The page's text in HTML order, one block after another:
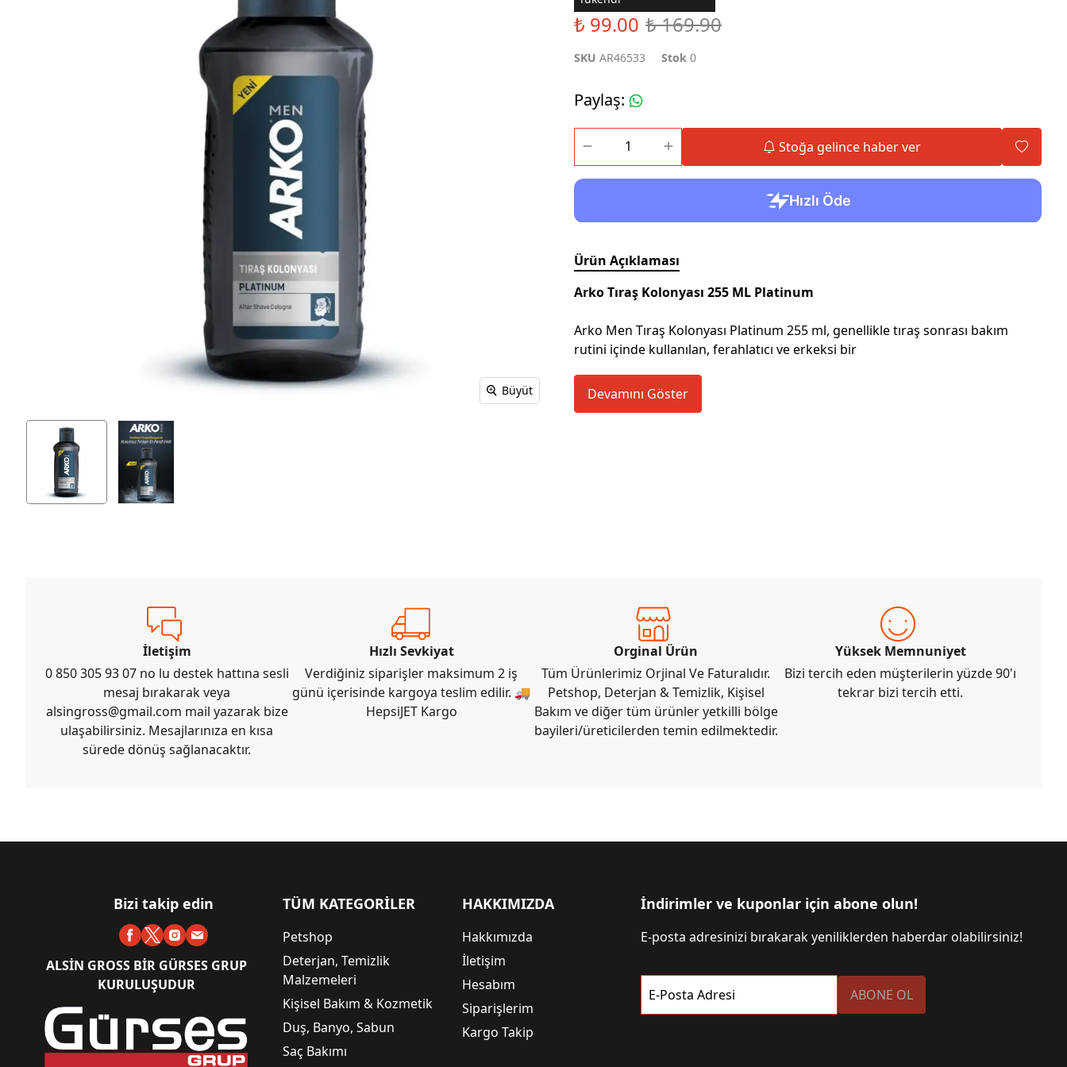
Büyüt
₺ 99.00 ₺ 169.90
SKU AR46533 Stok 0
Paylaş:
Stoğa gelince haber ver
Ürün Açıklaması
Arko Tıraş Kolonyası 255 ML Platinum
Arko Men Tıraş Kolonyası Platinum 255 ml, genellikle tıraş sonrası bakım
rutini içinde kullanılan, ferahlatıcı ve erkeksi bir
Devamını Göster
İletişim
0 850 305 93 07 no lu destek hattına sesli
mesaj bırakarak veya
alsingross@gmail.com mail yazarak bize
ulaşabilirsiniz. Mesajlarınıza en kısa
sürede dönüş sağlanacaktır.
Hızlı Sevkiyat
Verdiğiniz siparişler maksimum 2 iş
günü içerisinde kargoya teslim edilir. 🚚
HepsiJET Kargo
Orginal Ürün
Tüm Ürünlerimiz Orjinal Ve Faturalıdır.
Petshop, Deterjan & Temizlik, Kişisel
Bakım ve diğer tüm ürünler yetkilli bölge
bayileri/üreticilerden temin edilmektedir.
Yüksek Memnuniyet
Bizi tercih eden müşterilerin yüzde 90'ı
tekrar bizi tercih etti.
Bizi takip edin
ALSİN GROSS BİR GÜRSES GRUP
KURULUŞUDUR
TÜM KATEGORİLER
Petshop
Deterjan, Temizlik
Malzemeleri
Kişisel Bakım & Kozmetik
Duş, Banyo, Sabun
Saç Bakımı
HAKKIMIZDA
Hakkımızda
İletişim
Hesabım
Siparişlerim
Kargo Takip
İndirimler ve kuponlar için abone olun!
E-posta adresinizi bırakarak yeniliklerden haberdar olabilirsiniz!
E-Posta Adresi ABONE OL